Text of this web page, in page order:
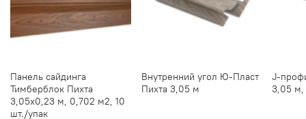
Панель сайдинга
Тимберблок Пихта
3,05х0,23 м, 0,702 м2, 10
шт./упак
Внутренний угол Ю-Пласт
Пихта 3,05 м
J-
3,05 м,